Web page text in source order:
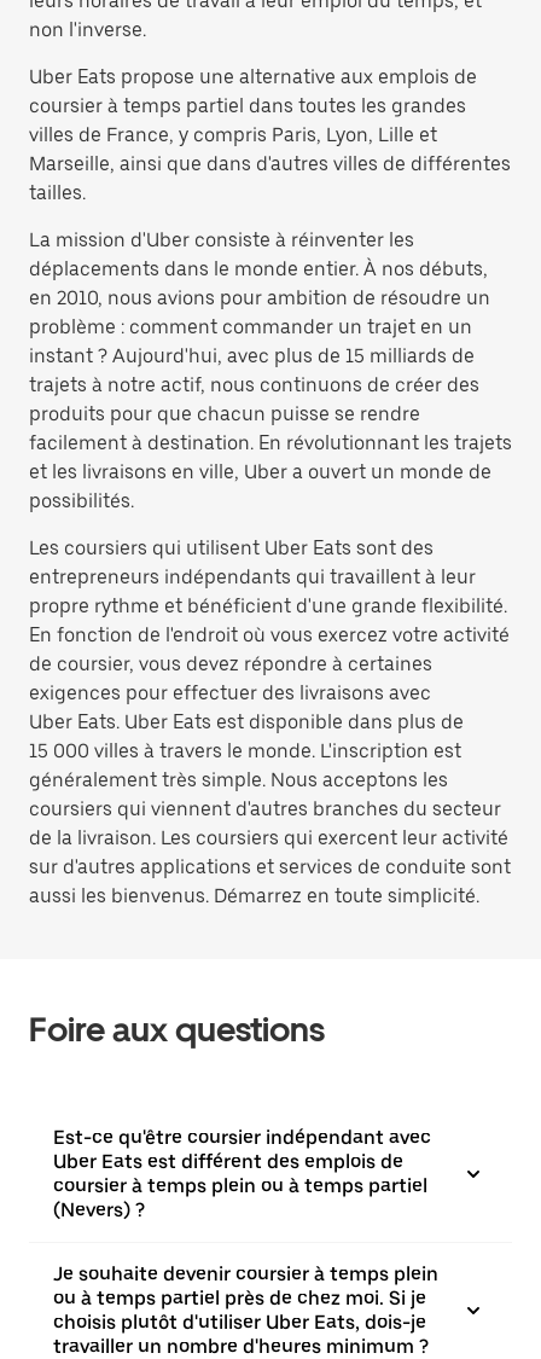
non l'inverse.
Uber Eats propose une alternative aux emplois de
coursier à temps partiel dans toutes les grandes
villes de France, y compris Paris, Lyon, Lille et
Marseille, ainsi que dans d'autres villes de différentes
tailles.
La mission d'Uber consiste à réinventer les
déplacements dans le monde entier. À nos débuts,
en 2010, nous avions pour ambition de résoudre un
problème : comment commander un trajet en un
instant ? Aujourd'hui, avec plus de 15 milliards de
trajets à notre actif, nous continuons de créer des
produits pour que chacun puisse se rendre
facilement à destination. En révolutionnant les trajets
et les livraisons en ville, Uber a ouvert un monde de
possibilités.
Les coursiers qui utilisent Uber Eats sont des
entrepreneurs indépendants qui travaillent à leur
propre rythme et bénéficient d'une grande flexibilité.
En fonction de l'endroit où vous exercez votre activité
de coursier, vous devez répondre à certaines
exigences pour effectuer des livraisons avec
Uber Eats. Uber Eats est disponible dans plus de
15 000 villes à travers le monde. L'inscription est
généralement très simple. Nous acceptons les
coursiers qui viennent d'autres branches du secteur
de la livraison. Les coursiers qui exercent leur activité
sur d'autres applications et services de conduite sont
aussi les bienvenus. Démarrez en toute simplicité.
Foire aux questions
Est-ce qu'être coursier indépendant avec
Uber Eats est différent des emplois de
coursier à temps plein ou à temps partiel
(Nevers) ?
Je souhaite devenir coursier à temps plein
ou à temps partiel près de chez moi. Si je
choisis plutôt d'utiliser Uber Eats, dois-je
travailler un nombre d'heures minimum ?